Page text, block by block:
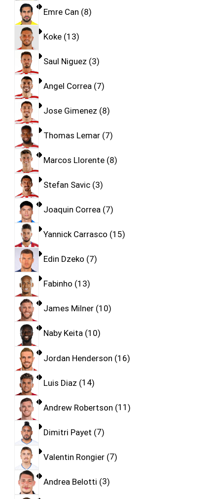
Emre Can 8
Koke 13
Saul Niguez 3
Angel Correa 7
Jose Gimenez 8
Thomas Lemar 7
Marcos Llorente 8
Stefan Savic 3
Joaquin Correa 7
Yannick Carrasco 15
Edin Dzeko 7
Fabinho 13
James Milner 10
Naby Keita 10
Jordan Henderson 16
Luis Diaz 14
Andrew Robertson 11
Dimitri Payet 7
Valentin Rongier 7
Andrea Belotti 3